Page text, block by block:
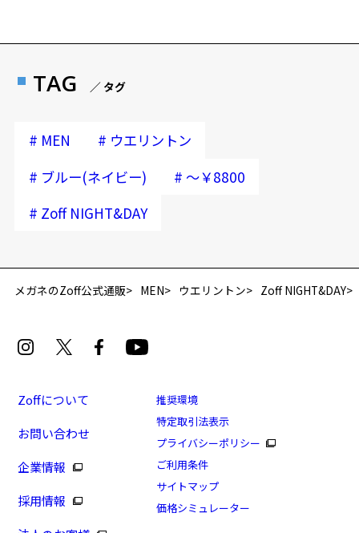
再入荷お知らせメールのお申し込み
[スペシャルプライス]Zoff NIGHT&DAY(偏光機能搭
商品番号：ZY212G03-72F1/フレームカラー：ブルー(ネ
イビー)/単価：￥7,770
TAG ／ タグ
# MEN # ウエリントン
# ブルー(ネイビー) # ～￥8800
# Zoff NIGHT&DAY
メガネのZoff公式通販 MEN ウエリントン Zoff NIGHT&DAY
Zoffについて
お問い合わせ
企業情報
採用情報
推奨環境
特定取引法表示
プライバシーポリシー
ご利用条件
サイトマップ
価格シミュレーター